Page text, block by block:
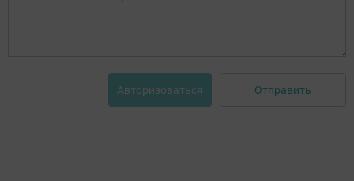
Авторизоваться Отправить